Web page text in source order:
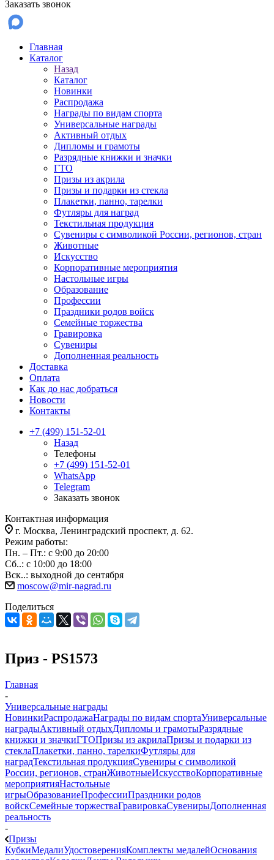
Заказать звонок
Главная
Каталог
Назад
Каталог
Новинки
Распродажа
Награды по видам спорта
Универсальные награды
Активный отдых
Дипломы и грамоты
Разрядные книжки и значки
ГТО
Призы из акрила
Призы и подарки из стекла
Плакетки, панно, тарелки
Футляры для наград
Текстильная продукция
Сувениры с символикой России, регионов, стран
Животные
Искусство
Корпоративные мероприятия
Настольные игры
Образование
Профессии
Праздники родов войск
Семейные торжества
Гравировка
Сувениры
Дополненная реальность
Доставка
Оплата
Как до нас добраться
Новости
Контакты
+7 (499) 151-52-01
Назад
Телефоны
+7 (499) 151-52-01
WhatsApp
Telegram
Заказать звонок
Контактная информация
г. Москва, Ленинградский проспект, д. 62.
Режим работы:
Пн. – Пт.: с 9:00 до 20:00
Сб..: с 10:00 до 18:00
Вск..: выходной до сентября
moscow@mir-nagrad.ru
Поделиться
Приз - PS1573
Главная
-
Универсальные награды
НовинкиРаспродажаНаграды по видам спортаУниверсальные
наградыАктивный отдыхДипломы и грамотыРазрядные
книжки и значкиГТОПризы из акрилаПризы и подарки из
стеклаПлакетки, панно, тарелкиФутляры для
наградТекстильная продукцияСувениры с символикой
России, регионов, странЖивотныеИскусствоКорпоративные
мероприятияНастольные
игрыОбразованиеПрофессииПраздники родов
войскСемейные торжестваГравировкаСувенирыДополненная
реальность
-
Призы
КубкиМедалиУдостоверенияКомплекты медалейОснования